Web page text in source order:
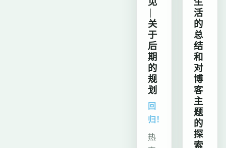
优
化
Artalk
评
论
区
样
式
与
配
流
畅
动
画、
多
配
色
模
式、
智
|
关
于
后
期
的
规
划
回
归！
热
活
的
总
结
和
对
博
客
主
题
的
探
索